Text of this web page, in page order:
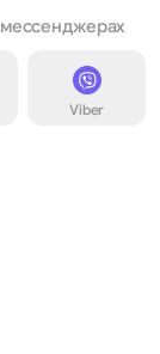
Viber